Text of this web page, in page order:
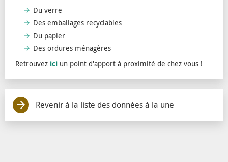
Du verre
Des emballages recyclables
Du papier
Des ordures ménagères
Retrouvez ici un point d'apport à proximité de chez vous !
Revenir à la liste des données à la une